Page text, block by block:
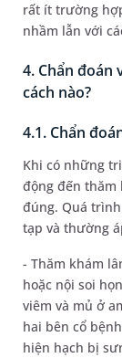
rất ít trường
nhầm lẫn với
4. Chẩn đoán
cách nào?
4.1. Chẩn
Khi có những
động đến thăm
đúng. Quá
tạp và thường
- Thăm khám
hoặc nội soi
viêm và mủ ở
hai bên cổ
hiện hạch bị